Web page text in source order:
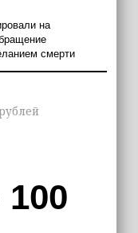
на
смерти